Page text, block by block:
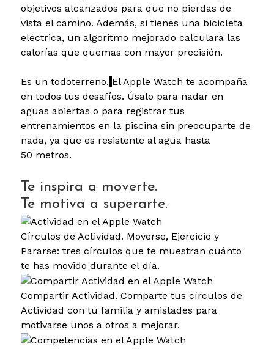
objetivos alcanzados para que no pierdas de
vista el camino. Además, si tienes una bicicleta
eléctrica, un algoritmo mejorado calculará las
calorías que quemas con mayor precisión.
Es un todoterreno. El Apple Watch te acompaña
en todos tus desafíos. Úsalo para nadar en
aguas abiertas o para registrar tus
entrenamientos en la piscina sin preocuparte de
nada, ya que es resistente al agua hasta
50 metros.
Te inspira a moverte.
Te motiva a superarte.
Círculos de Actividad. Moverse, Ejercicio y
Pararse: tres círculos que te muestran cuánto
te has movido durante el día.
Compartir Actividad. Comparte tus círculos de
Actividad con tu familia y amistades para
motivarse unos a otros a mejorar.